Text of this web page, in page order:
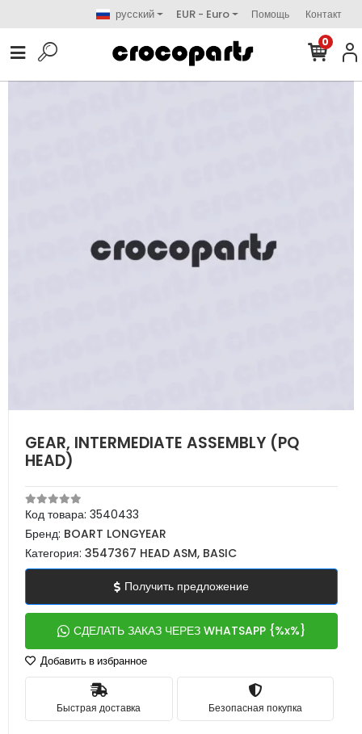
русский EUR - Euro Помощь Контакт
0
GEAR, INTERMEDIATE ASSEMBLY (PQ
HEAD)
Код товара: 3540433
Бренд: BOART LONGYEAR
Категория: 3547367 HEAD ASM, BASIC
Получить предложение
СДЕЛАТЬ ЗАКАЗ ЧЕРЕЗ WHATSAPP {%x%}
Добавить в избранное
Быстрая доставка Безопасная покупка